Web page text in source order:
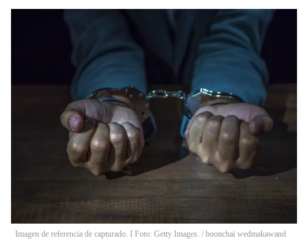
Imagen de referencia de capturado. I Foto: Getty Images. / boonchai wedmakawand